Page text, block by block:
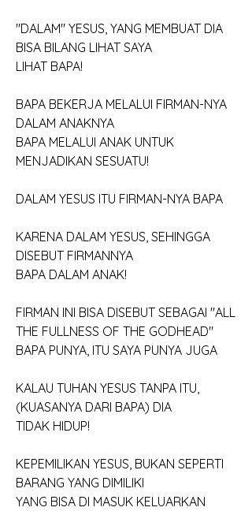
"DALAM" YESUS, YANG MEMBUAT DIA
BISA BILANG LIHAT SAYA
LIHAT BAPA!
BAPA BEKERJA MELALUI FIRMAN-NYA
DALAM ANAKNYA
BAPA MELALUI ANAK UNTUK
MENJADIKAN SESUATU!
DALAM YESUS ITU FIRMAN-NYA BAPA
KARENA DALAM YESUS, SEHINGGA
DISEBUT FIRMANNYA
BAPA DALAM ANAK!
FIRMAN INI BISA DISEBUT SEBAGAI "ALL
THE FULLNESS OF THE GODHEAD"
BAPA PUNYA, ITU SAYA PUNYA JUGA
KALAU TUHAN YESUS TANPA ITU,
(KUASANYA DARI BAPA) DIA
TIDAK HIDUP!
KEPEMILIKAN YESUS, BUKAN SEPERTI
BARANG YANG DIMILIKI
YANG BISA DI MASUK KELUARKAN